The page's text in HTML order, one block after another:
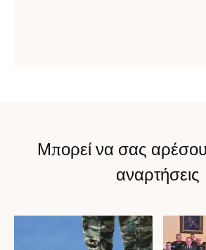
Μπορεί να σας
αναρτήσεις